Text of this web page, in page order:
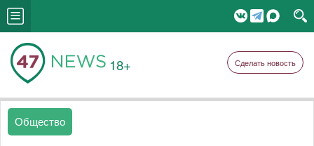
18+ Сделать новость
Общество